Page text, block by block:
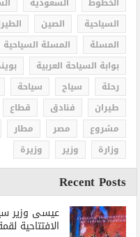
السياحية
الصين
المسلة
المسلة السياحية
بوابة السياحة العربية
رحلة
سياح سياحة
طيران
فنادق قطاع
مشروع
مصر مطار
وزارة
وزير وزيرة
Recent Posts
عيسى وزير
الافتتاحية